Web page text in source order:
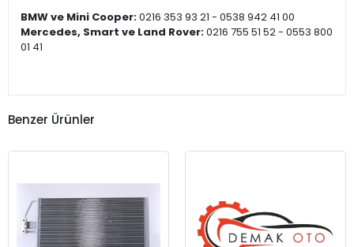
BMW ve Mini Cooper:0216 353 93 21 - 0538 942 41 00
Mercedes, Smart ve Land Rover:0216 755 51 52 - 0553 800
01 41
Benzer Ürünler